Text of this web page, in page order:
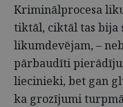
Kriminālprocesa
tiktāl, ciktāl tas bija
likumdevējam, –
pārbaudīti
liecinieki, bet gan
ka grozījumi